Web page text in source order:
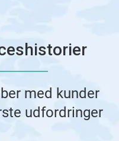
med kunder
udfordringer